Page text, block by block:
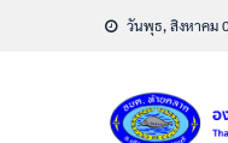
วันพุธ, สิงหาคม